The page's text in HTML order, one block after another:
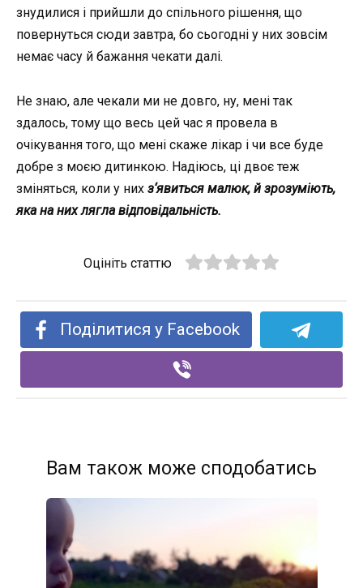
знудилися і прийшли до спільного рішення, що
повернуться сюди завтра, бо сьогодні у них зовсім
немає часу й бажання чекати далі.
Не знаю, але чекали ми не довго, ну, мені так
здалось, тому що весь цей час я провела в
очікування того, що мені скаже лікар і чи все буде
добре з моєю дитинкою. Надіюсь, ці двоє теж
зміняться, коли у них з‘явиться малюк, й зрозуміють,
яка на них лягла відповідальність.
Оцініть статтю
Поділитися у Facebook
Вам також може сподобатись